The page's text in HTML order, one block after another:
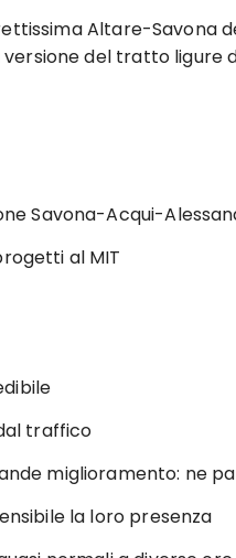
Altare-Savona
del tratto ligure
Savona-Acqui-
al MIT
traffico
miglioramento: ne
la loro presenza